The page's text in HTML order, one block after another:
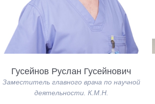
Гусейнов Руслан Гусейнович
Заместитель главного врача по научной
деятельности. К.М.Н.